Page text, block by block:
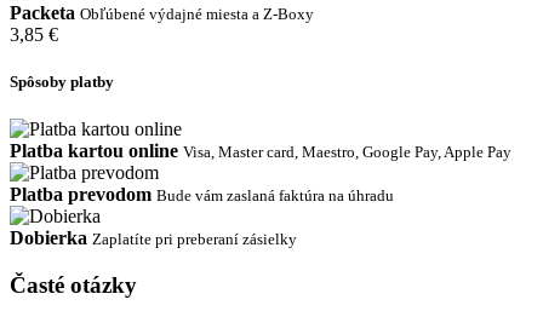
Packeta Obľúbené výdajné miesta a Z-Boxy
3,85 €
Spôsoby platby
Platba kartou online Visa, Master card, Maestro, Google Pay, Apple Pay
Platba prevodom Bude vám zaslaná faktúra na úhradu
Dobierka Zaplatíte pri preberaní zásielky
Časté otázky